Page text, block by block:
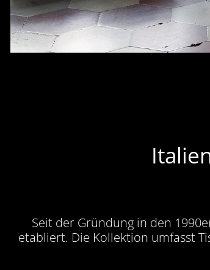
Seit der Gründung in den
etabliert. Die Kollektion umfasst